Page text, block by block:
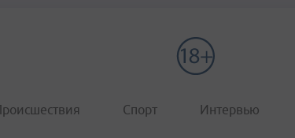
Спорт Интервью